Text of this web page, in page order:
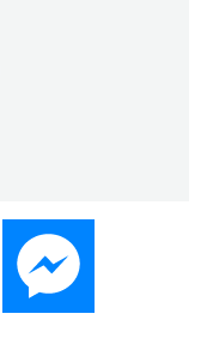
WhatsApp